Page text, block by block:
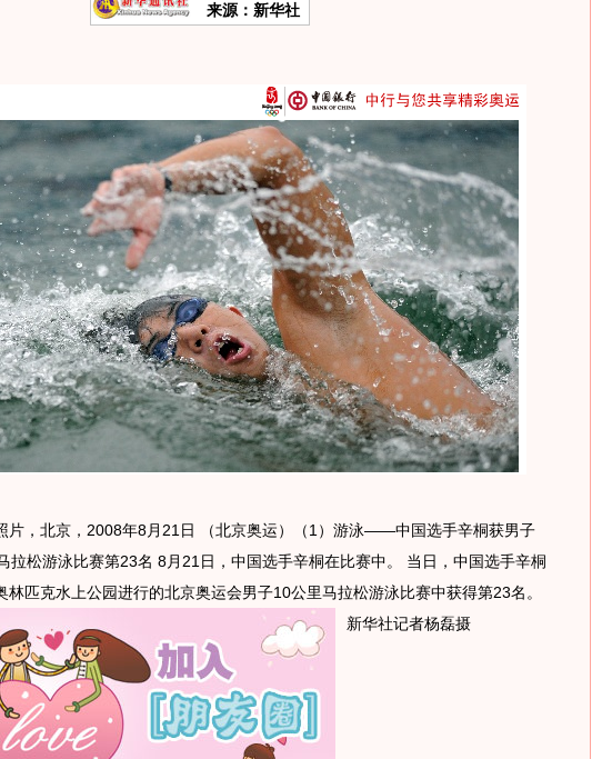
来源：新华社
片，北京，2008年8月21日 （北京奥运）（1）游泳——中国选手辛桐获男子
拉松游泳比赛第23名 8月21日，中国选手辛桐在比赛中。 当日，中国选手辛桐
林匹克水上公园进行的北京奥运会男子10公里马拉松游泳比赛中获得第23名。
新华社记者杨磊摄